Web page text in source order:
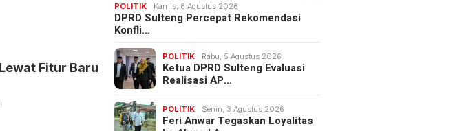
Fitur Baru
POLITIK Kamis, 6 Agustus 2026
DPRD Sulteng Percepat Rekomendasi
Konfli…
POLITIK Rabu, 5 Agustus 2026
Ketua DPRD Sulteng Evaluasi
Realisasi AP…
POLITIK Senin, 3 Agustus 2026
Feri Anwar Tegaskan Loyalitas